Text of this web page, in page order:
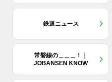
鉄道ニュース
常磐線の＿＿＿！｜
JOBANSEN KNOW